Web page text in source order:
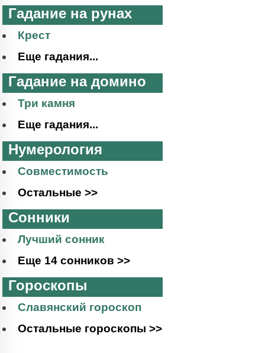
Гадание на рунах
Крест
Еще гадания...
Гадание на домино
Три камня
Еще гадания...
Нумерология
Совместимость
Остальные >>
Сонники
Лучший сонник
Еще 14 сонников >>
Гороскопы
Славянский гороскоп
Остальные гороскопы >>